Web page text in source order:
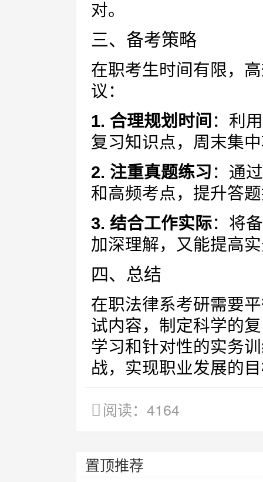
对。
三、备考策略
在职考生时间有限，
议：
1. 合理规划时间 ：利
复习知识点，周末集
2. 注重真题练习 ：通
和高频考点，提升答
3. 结合工作实际：将
加深理解，又能提高
四、总结
在职法律系考研需要
试内容，制定科学的
学习和针对性的实务
战，实现职业发展的
阅读：4164
置顶推荐